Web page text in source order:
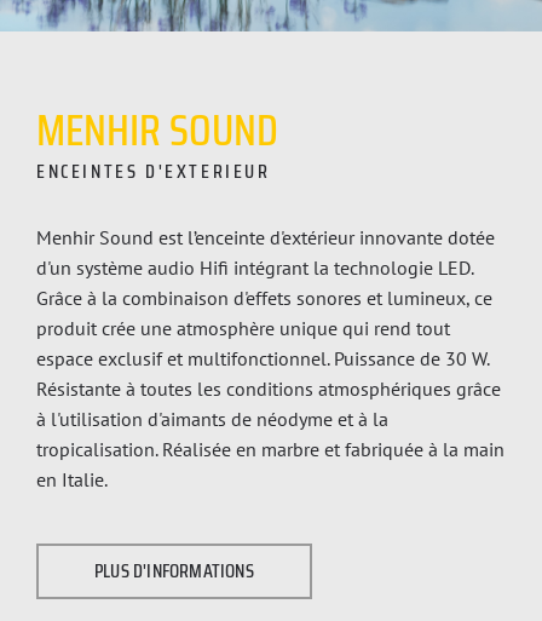
MENHIRSOUND
ENCEINTES D'EXTERIEUR
Menhir Sound est l’enceinte d'extérieur innovante dotée
d'un système audio Hifi intégrant la technologie LED.
Grâce à la combinaison d'effets sonores et lumineux, ce
produit crée une atmosphère unique qui rend tout
espace exclusif et multifonctionnel. Puissance de 30 W.
Résistante à toutes les conditions atmosphériques grâce
à l'utilisation d'aimants de néodyme et à la
tropicalisation. Réalisée en marbre et fabriquée à la main
en Italie.
PLUS D'INFORMATIONS